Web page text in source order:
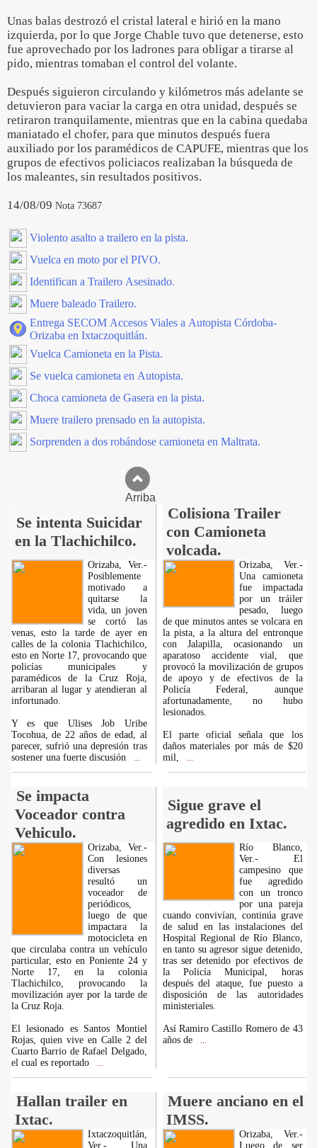
Unas balas destrozó el cristal lateral e hirió en la mano
izquierda, por lo que Jorge Chable tuvo que detenerse, esto
fue aprovechado por los ladrones para obligar a tirarse al
pido, mientras tomaban el control del volante.
Después siguieron circulando y kilómetros más adelante se
detuvieron para vaciar la carga en otra unidad, después se
retiraron tranquilamente, mientras que en la cabina quedaba
maniatado el chofer, para que minutos después fuera
auxiliado por los paramédicos de CAPUFE, mientras que los
grupos de efectivos policiacos realizaban la búsqueda de
los maleantes, sin resultados positivos.
14/08/09 Nota 73687
Violento asalto a trailero en la pista.
Vuelca en moto por el PIVO.
Identifican a Trailero Asesinado.
Muere baleado Trailero.
Entrega SECOM Accesos Viales a Autopista Córdoba-
Orizaba en Ixtaczoquitlán.
Vuelca Camioneta en la Pista.
Se vuelca camioneta en Autopista.
Choca camioneta de Gasera en la pista.
Muere trailero prensado en la autopista.
Sorprenden a dos robándose camioneta en Maltrata.
Arriba
Se intenta Suicidar
en la Tlachichilco.
Colisiona Trailer
con Camioneta
volcada.
Orizaba, Ver.-
Posiblemente
motivado a
quitarse la
vida, un joven
se cortó las
venas, esto la tarde de ayer en
calles de la colonia Tlachichilco,
esto en Norte 17, provocando que
policías municipales y
paramédicos de la Cruz Roja,
arribaran al lugar y atendieran al
infortunado.
Y es que Ulises Job Uribe
Tocohua, de 22 años de edad, al
parecer, sufrió una depresión tras
sostener una fuerte discusión
Orizaba, Ver.-
Una camioneta
fue impactada
por un tráiler
pesado, luego
de que minutos antes se volcara en
la pista, a la altura del entronque
con Jalapilla, ocasionando un
aparatoso accidente vial, que
provocó la movilización de grupos
de apoyo y de efectivos de la
Policía Federal, aunque
afortunadamente, no hubo
lesionados.
El parte oficial señala que los
daños materiales por más de $20
mil,
Se impacta
Voceador contra
Vehiculo.
Sigue grave el
agredido en Ixtac.
Orizaba, Ver.-
Con lesiones
diversas
resultó un
voceador de
periódicos,
luego de que
impactara la
motocicleta en
que circulaba contra un vehículo
particular, esto en Poniente 24 y
Norte 17, en la colonia
Tlachichilco, provocando la
movilización ayer por la tarde de
la Cruz Roja.
El lesionado es Santos Montiel
Rojas, quien vive en Calle 2 del
Cuarto Barrio de Rafael Delgado,
el cual es reportado
Río Blanco,
Ver.- El
campesino que
fue agredido
con un tronco
por una pareja
cuando convivían, continúa grave
de salud en las instalaciones del
Hospital Regional de Río Blanco,
en tanto su agresor sigue detenido,
tras ser detenido por efectivos de
la Policía Municipal, horas
después del ataque, fue puesto a
disposición de las autoridades
ministeriales.
Así Ramiro Castillo Romero de 43
años de
Hallan trailer en
Ixtac.
Muere anciano en el
IMSS.
Ixtaczoquitlán,
Ver.- Una
Orizaba, Ver.-
Luego de ser